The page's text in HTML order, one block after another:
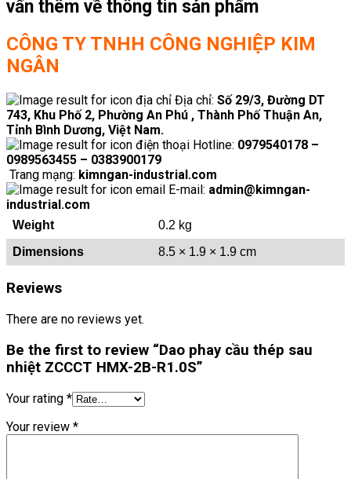
vấn thêm về thông tin sản phẩm
CÔNG TY TNHH CÔNG NGHIỆP KIM
NGÂN
Địa chỉ: Số 29/3, Đường DT
743, Khu Phố 2, Phường An Phú , Thành Phố Thuận An,
Tỉnh Bình Dương, Việt Nam.
Hotline: 0979540178 –
0989563455 – 0383900179
Trang mạng: kimngan-industrial.com
E-mail: admin@kimngan-
industrial.com
Weight
0.2 kg
Dimensions
8.5 × 1.9 × 1.9 cm
Reviews
There are no reviews yet.
Be the first to review “Dao phay cầu thép sau
nhiệt ZCCCT HMX-2B-R1.0S”
Your rating *
Your review *